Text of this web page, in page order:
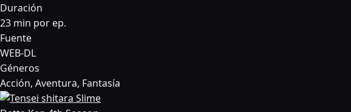
Duración
23 min por ep.
Fuente
WEB-DL
Géneros
Acción, Aventura, Fantasía